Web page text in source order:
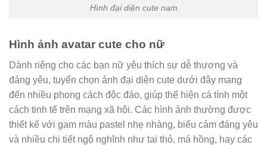
Hình đại diện cute nam
Hình ảnh avatar cute cho nữ
Dành riêng cho các bạn nữ yêu thích sự dễ thương và
đáng yêu, tuyển chọn ảnh đại diện cute dưới đây mang
đến nhiều phong cách độc đáo, giúp thể hiện cá tính một
cách tinh tế trên mạng xã hội. Các hình ảnh thường được
thiết kế với gam màu pastel nhẹ nhàng, biểu cảm đáng yêu
và nhiều chi tiết ngộ nghĩnh như tai thỏ, má hồng, hay các